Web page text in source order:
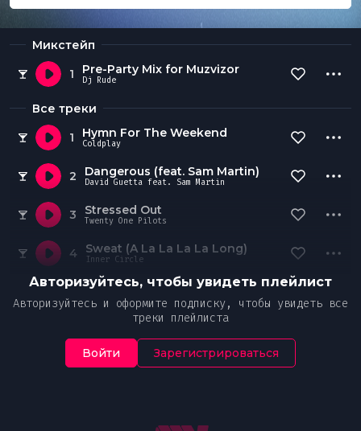
Микстейп
1
Pre-Party Mix for Muzvizor
Dj Rude
Все треки
1
Hymn For The Weekend
Coldplay
2 Dangerous (feat. Sam Martin)
David Guetta feat. Sam Martin
3 Stressed Out
Twenty One Pilots
4 Sweat (A La La La La Long)
Inner Circle
Авторизуйтесь, чтобы увидеть плейлист
Авторизуйтесь и оформите подписку, чтобы увидеть все
треки плейлиста
Войти Зарегистрироваться